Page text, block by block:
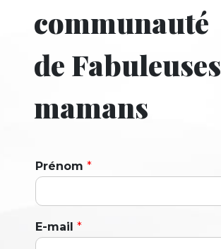
communauté
de Fabuleuses
mamans
Prénom *
E-mail *